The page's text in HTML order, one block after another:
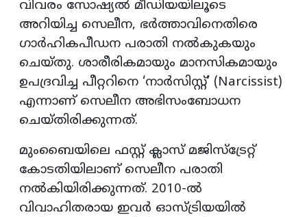
വിവരം സോഷ്യൽ മീഡിയയിലൂടെ
അറിയിച്ച സെലീന, ഭർത്താവിനെതിരെ
ഗാർഹികപീഡന പരാതി നൽകുകയും
ചെയ്തു. ശാരീരികമായും മാനസികമായും
ഉപദ്രവിച്ച പീറ്ററിനെ ‘നാർസിസ്റ്റ്’ (Narcissist)
എന്നാണ് സെലീന അഭിസംബോധന
ചെയ്തിരിക്കുന്നത്.
മുംബൈയിലെ ഫസ്റ്റ് ക്ലാസ് മജിസ്‌ട്രേറ്റ്
കോടതിയിലാണ് സെലീന പരാതി
നൽകിയിരിക്കുന്നത്. 2010-ൽ
വിവാഹിതരായ ഇവർ ഓസ്ട്രിയയിൽ